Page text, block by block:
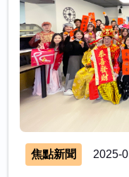
焦點新聞 2025-